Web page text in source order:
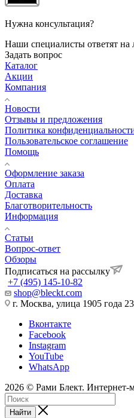
Нужна консультация?
Наши специалисты ответят
Задать вопрос
Каталог
Акции
Компания
Новости
Отзывы и предложения
Политика
Пользовательское соглашение
Помощь
Оформление заказа
Оплата
Доставка
Благотворительность
Информация
Статьи
Вопрос-ответ
Обзоры
Подписаться на рассылку
+7 (495) 145-10-82
shop@bleckt.com
г. Москва, улица 1905 года 23
Вконтакте
Facebook
Instagram
YouTube
WhatsApp
2026 © Рами Блект. Интернет-
Найти